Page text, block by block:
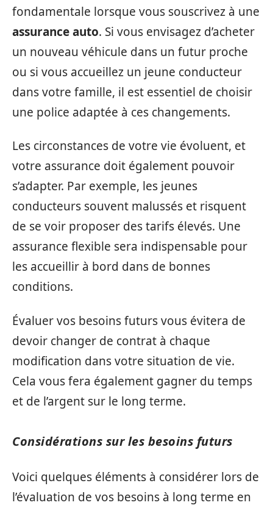
fondamentale lorsque vous souscrivez à une
assurance auto. Si vous envisagez d’acheter
un nouveau véhicule dans un futur proche
ou si vous accueillez un jeune conducteur
dans votre famille, il est essentiel de choisir
une police adaptée à ces changements.
Les circonstances de votre vie évoluent, et
votre assurance doit également pouvoir
s’adapter. Par exemple, les jeunes
conducteurs souvent malussés et risquent
de se voir proposer des tarifs élevés. Une
assurance flexible sera indispensable pour
les accueillir à bord dans de bonnes
conditions.
Évaluer vos besoins futurs vous évitera de
devoir changer de contrat à chaque
modification dans votre situation de vie.
Cela vous fera également gagner du temps
et de l’argent sur le long terme.
Considérations sur les besoins futurs
Voici quelques éléments à considérer lors de
l’évaluation de vos besoins à long terme en